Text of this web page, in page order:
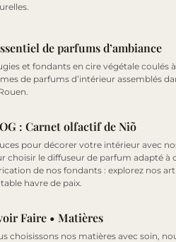
de parfums d’ambiance
et fondants en cire végétale coulés
de parfums d’intérieur assemblés
: Carnet olfactif de Niõ
pour décorer votre intérieur avec
choisir le diffuseur de parfum adapté à
de nos fondants : explorez nos
havre de paix.
Faire • Matières
choisissons nos matières avec soin,